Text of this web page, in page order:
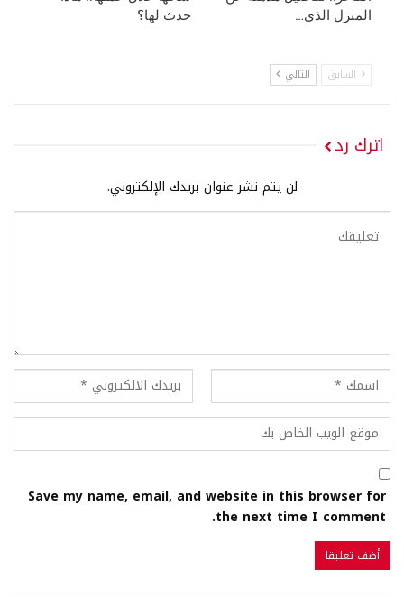
المنزل الذي…
حدث لها؟
السابق التالي
اترك رد
لن يتم نشر عنوان بريدك الإلكتروني.
Save my name, email, and website in this browser for
the next time I comment.